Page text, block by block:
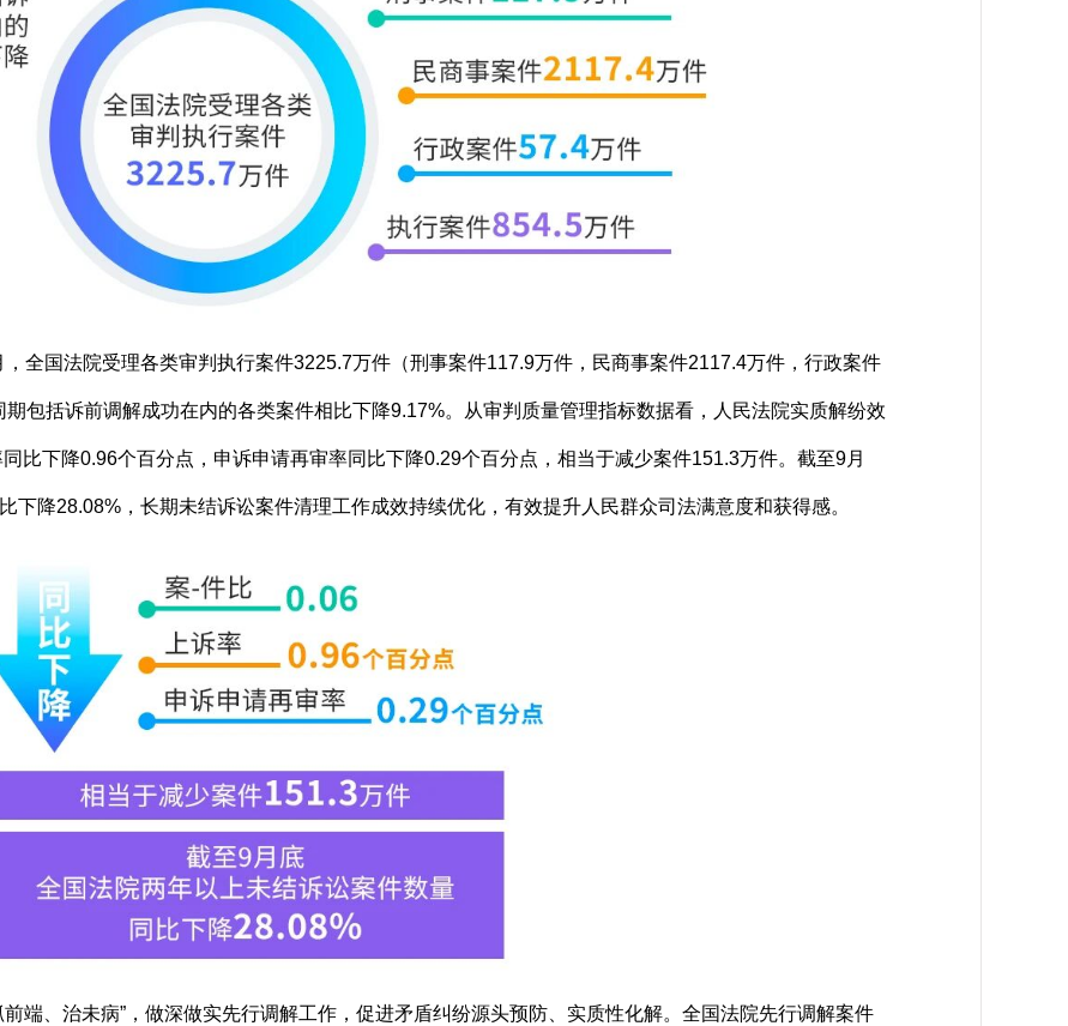
，全国法院受理各类审判执行案件3225.7万件（刑事案件117.9万件，民商事案件2117.4万件，行政案件
包括诉前调解成功在内的各类案件相比下降9.17%。从审判质量管理指标数据看，人民法院实质解纷效
比下降0.96个百分点，申诉申请再审率同比下降0.29个百分点，相当于减少案件151.3万件。截至9月
下降28.08%，长期未结诉讼案件清理工作成效持续优化，有效提升人民群众司法满意度和获得感。
前端、治未病”，做深做实先行调解工作，促进矛盾纠纷源头预防、实质性化解。全国法院先行调解案件